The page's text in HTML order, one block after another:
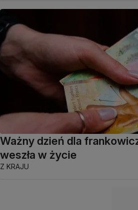
Ważny dzień dla
weszła w życie
Z KRAJU